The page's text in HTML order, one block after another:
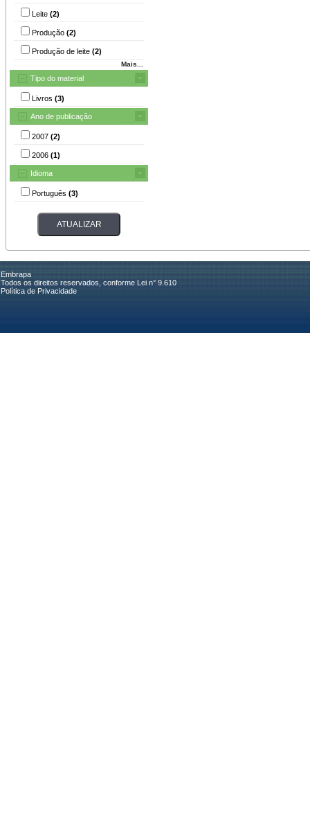
Leite (2)
Produção (2)
Produção de leite (2)
Mais...
Tipo do material
Livros (3)
Ano de publicação
2007 (2)
2006 (1)
Idioma
Português (3)
Embrapa
Todos os direitos reservados, conforme Lei n° 9.610
Política de Privacidade